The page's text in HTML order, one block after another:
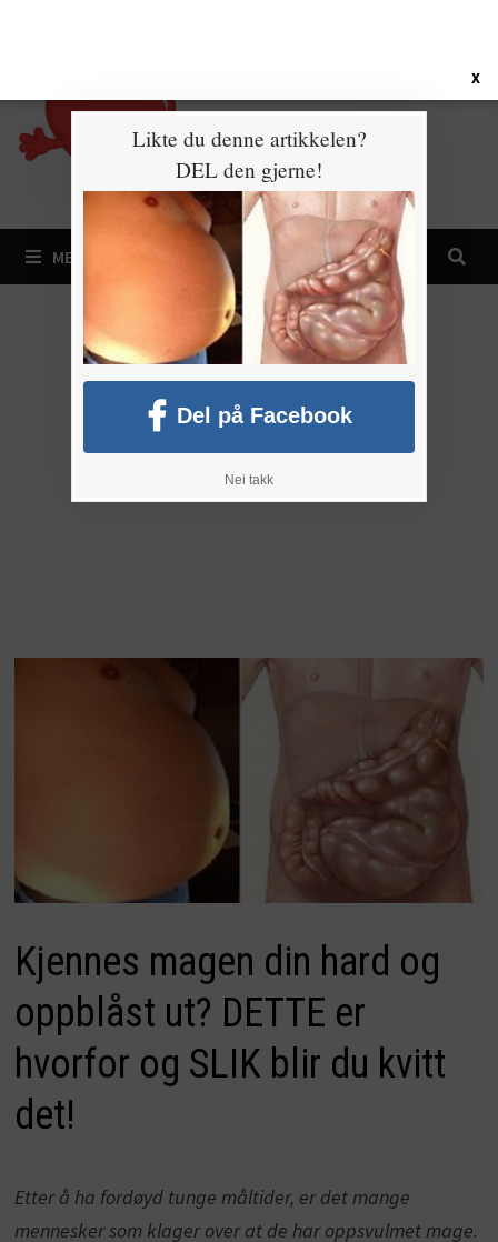
MENY
Kjennes magen din hard og
oppblåst ut? DETTE er
hvorfor og SLIK blir du kvitt
det!
Etter å ha fordøyd tunge måltider, er det mange
mennesker som klager over at de har oppsvulmet mage.
X
Likte du denne artikkelen?
DEL den gjerne!
Del på Facebook
Nei takk